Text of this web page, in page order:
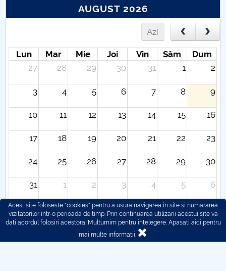
AUGUST 2026
Azi
Lun Mar Mie Joi Vin Sâm
Dum
27
28 29 30 31 1 2
3 4 5 6 7 8 9
10 11 12 13 14 15 16
17 18 19 20 21 22 23
24 25 26 27 28 29 30
31 1 2 3 4 5 6
Acest site foloseste "cookies" pentru a usura navigarea in site si numararea
vizitatorilor intr-o perioada de timp. Prin continuarea utilizarii acestui site va
dati acordul folosiri acestora. Multumim pentru intelegere. Apasati aici pentru
mai multe informatii.